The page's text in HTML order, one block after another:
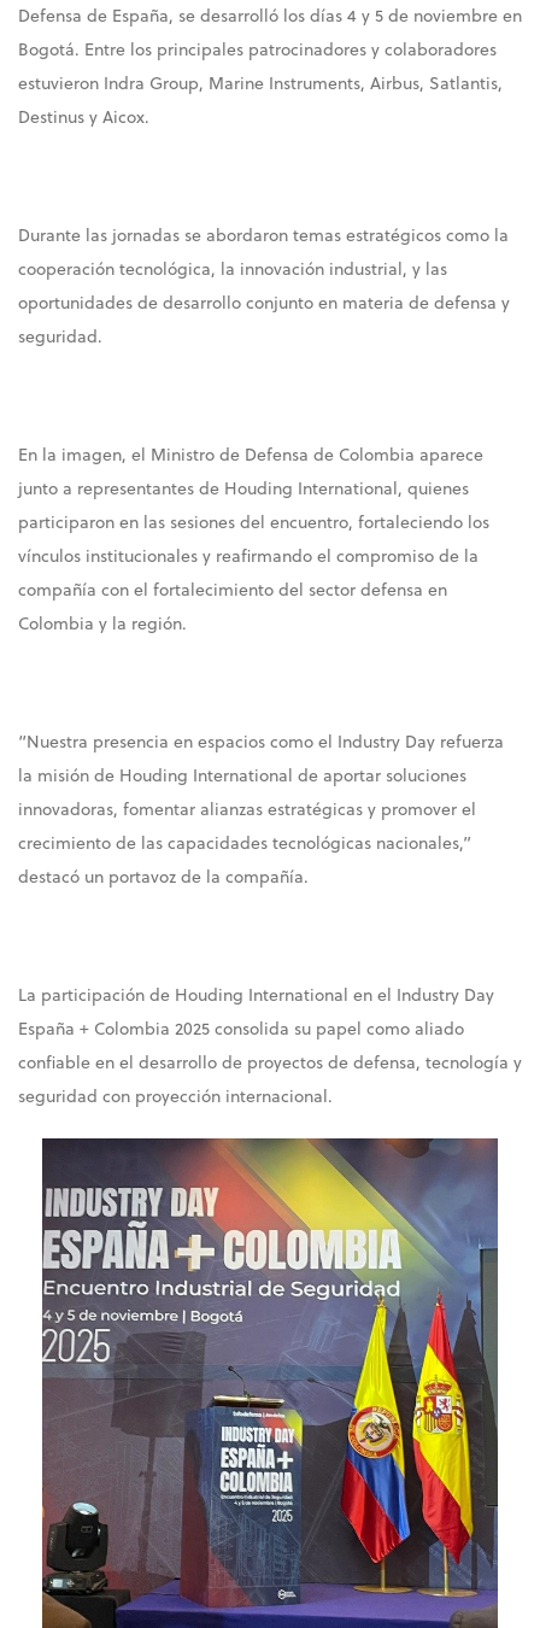
Defensa de España, se desarrolló los días 4 y 5 de noviembre en
Bogotá. Entre los principales patrocinadores y colaboradores
estuvieron Indra Group, Marine Instruments, Airbus, Satlantis,
Destinus y Aicox.
Durante las jornadas se abordaron temas estratégicos como la
cooperación tecnológica, la innovación industrial, y las
oportunidades de desarrollo conjunto en materia de defensa y
seguridad.
En la imagen, el Ministro de Defensa de Colombia aparece
junto a representantes de Houding International, quienes
participaron en las sesiones del encuentro, fortaleciendo los
vínculos institucionales y reafirmando el compromiso de la
compañía con el fortalecimiento del sector defensa en
Colombia y la región.
“Nuestra presencia en espacios como el Industry Day refuerza
la misión de Houding International de aportar soluciones
innovadoras, fomentar alianzas estratégicas y promover el
crecimiento de las capacidades tecnológicas nacionales,”
destacó un portavoz de la compañía.
La participación de Houding International en el Industry Day
España + Colombia 2025 consolida su papel como aliado
confiable en el desarrollo de proyectos de defensa, tecnología y
seguridad con proyección internacional.